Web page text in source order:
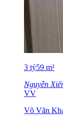
3 tỷ59 m²
Nguyễn
VV
Võ Văn